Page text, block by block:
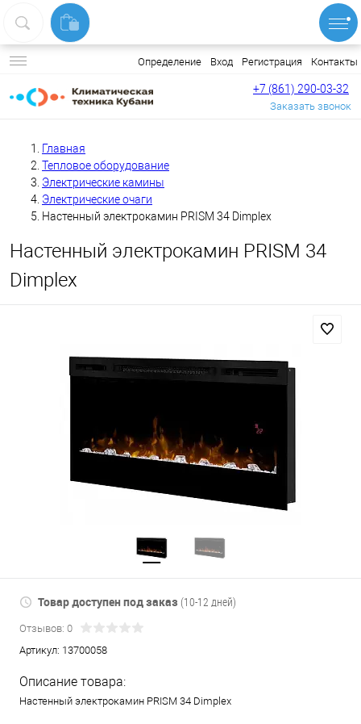
Определение Вход Регистрация Контакты
+7 (861) 290-03-32
Заказать звонок
Главная
Тепловое оборудование
Электрические камины
Электрические очаги
Настенный электрокамин PRISM 34 Dimplex
Настенный электрокамин PRISM 34
Dimplex
Товар доступен под заказ (10-12 дней)
Отзывов: 0
Артикул: 13700058
Описание товара:
Настенный электрокамин PRISM 34 Dimplex